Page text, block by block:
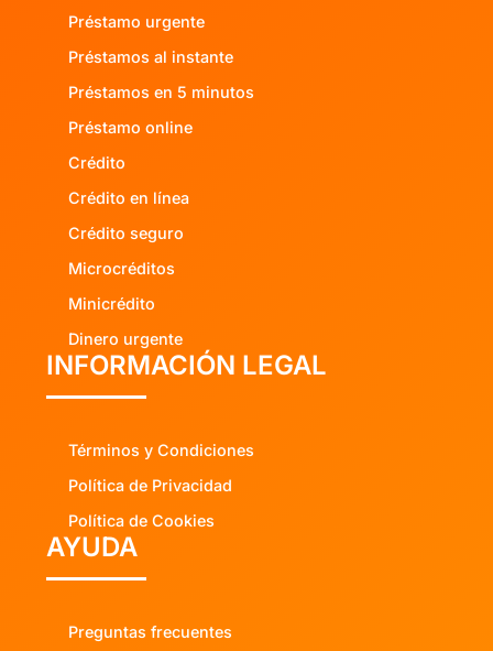
Préstamo urgente
Préstamos al instante
Préstamos en 5 minutos
Préstamo online
Crédito
Crédito en línea
Crédito seguro
Microcréditos
Minicrédito
Dinero urgente
INFORMACIÓN LEGAL
Términos y Condiciones
Política de Privacidad
Política de Cookies
AYUDA
Preguntas frecuentes